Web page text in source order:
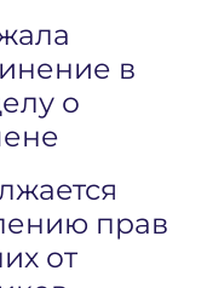
в
о
прав
от